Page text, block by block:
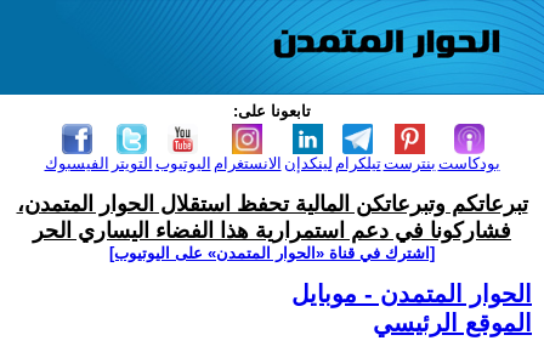
تابعونا على:
الفيسبوك التويتر اليوتيوب الانستغرام لينكدإن تيلكرامبنترست بودكاست
تبرعاتكم وتبرعاتكن المالية تحفظ استقلال الحوار المتمدن،
فشاركونا في دعم استمرارية هذا الفضاء اليساري الحر
[اشترك في قناة ‫«الحوار المتمدن» على اليوتيوب]
الحوار المتمدن - موبايل
الموقع الرئيسي